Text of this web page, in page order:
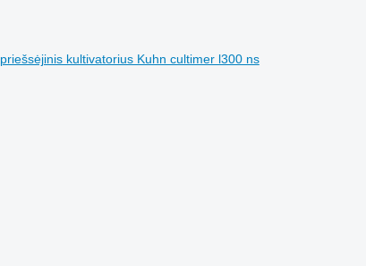
priešsėjinis kultivatorius Kuhn cultimer l300 ns